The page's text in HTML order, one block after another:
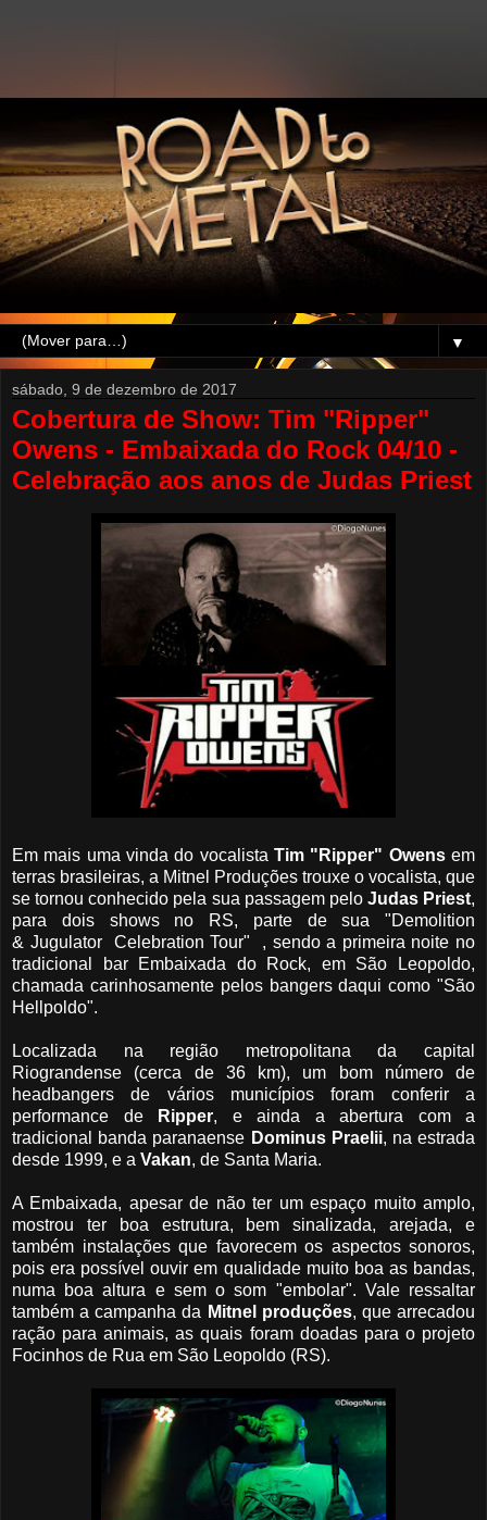
▼
sábado, 9 de dezembro de 2017
Cobertura de Show: Tim "Ripper"
Owens - Embaixada do Rock 04/10 -
Celebração aos anos de Judas Priest
Em mais uma vinda do vocalista Tim "Ripper" Owensem
terras brasileiras, a Mitnel Produções trouxe o vocalista, que
se tornou conhecido pela sua passagem pelo Judas Priest,
para dois shows no RS, parte de sua "Demolition
& Jugulator Celebration Tour" , sendo a primeira noite no
tradicional bar Embaixada do Rock, em São Leopoldo,
chamada carinhosamente pelos bangers daqui como "São
Hellpoldo".
Localizada na região metropolitana da capital
Riograndense (cerca de 36 km), um bom número de
headbangers de vários municípios foram conferir a
performance de
Ripper, e ainda a abertura com a
tradicional banda paranaense Dominus Praelii, na estrada
desde 1999, e a Vakan, de Santa Maria.
A Embaixada, apesar de não ter um espaço muito amplo,
mostrou ter boa estrutura, bem sinalizada, arejada, e
também instalações que favorecem os aspectos sonoros,
pois era possível ouvir em qualidade muito boa as bandas,
numa boa altura e sem o som "embolar". Vale ressaltar
também a campanha da Mitnel produções, que arrecadou
ração para animais, as quais foram doadas para o projeto
Focinhos de Rua em São Leopoldo (RS).